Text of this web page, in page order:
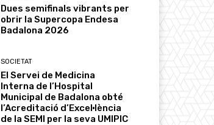
Dues semifinals vibrants per
obrir la Supercopa Endesa
Badalona 2026
SOCIETAT
El Servei de Medicina
Interna de l’Hospital
Municipal de Badalona obté
l’Acreditació d’Excel·lència
de la SEMI per la seva UMIPIC